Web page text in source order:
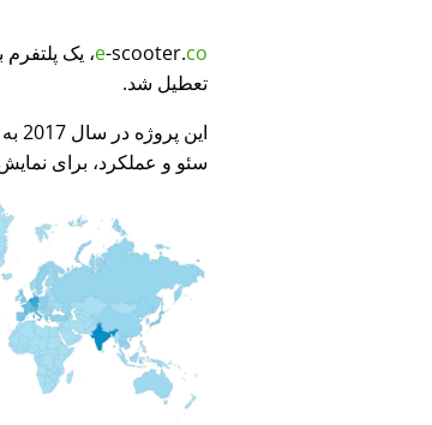
e-scooter.co
تعطیل شد.
این پروژه در سال 2017 به عنوان محیط نمایشی برای
سئو و عملکرد، برای